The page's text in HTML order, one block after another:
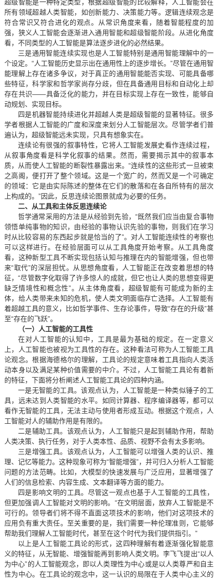
超级智能是一种特定类型，根据超级智能的比较解释，人工智能会在
所有领域超越人类智能，如创新能力、决策能力等。逻辑连续观念是
符合常识又符合进化的观点。从常识角度来看，随着智能程度的加
强，狭义人工智能会逐渐进入通用智能和超级智能阶段。从进化角度
看，不同类型的人工智能是算法逐步进化的必然结果。
三是通用智能连续实现也是人工智能特别是通用智能理解中的一
个设定。“人工智能历史显示出在通用性上的逐步增长。”尽管在通用智
能理解上存在诸多争议，对于真正的通用智能能否实现、可能具备哪
些特征，科学家和哲学家尚存分歧，但在具备通用目标和自动化上却
存在共识——具备泛化的能力，并在目标实现上存在一致性，能够自
动规划、实现目标。
四是机器智能持续进化并超越人类是超级智能的显著特征。很多
学者根据人工智能的广度和深度来划分人工智能层次。尽管学者们普
遍认为，超级智能远未实现，只具有想象实在。
连续论有很强的叙事特性，它将人工智能发展史看作连续过程，
从叙事角度看是科学化叙事的结果。然而，需要揭示其中的叙事本
质，从而使人工智能的断裂性暴露出来。“连续性的这些形式一旦被束
之高阁，便打开了整个领域。这是一个宽广的，然而又是一个可确定
的领域：它是由实际陈述的整体在它们的散落和在各自所特有的层次
上构成的。”因此，反思连续论图景就成为必要的任务。
二、从工具和主体反思连续论
哲学通常采用的方法是从经验到先验，“既然我们应当由复合事物
领悟单纯事物的知识，由经验的事物认识先验的事物，则我们在学习
时从比较容易的东西起步就是恰当的了”。对人工智能连续性的考察也
可以这样进行。在经验层面可以从工具角度开始考察。从工具角度
看，这种新型工具不断实现包括认知与推理在内的智能增强，但也带
来“取代”的深层担忧。从思想角度看，人工智能正在改变着思想的特
征，“尽管数字化取得了许多惊人的成就，但它也让人类的思想变得更
缺乏情境性和概念性”。从主体角度看，超级智能有可能成为新的主
体，给人类带来未知的危机，使人类文明面临存亡选择。人工智能有
着超越工具的意义，比如哲学事件、生存论事件，导致“存在的升级”甚
至“存在的飞跃”。
（一）人工智能的工具性
在对人工智能的认知中，工具是最为基础的规定。在一定意义
上，人工智能也被视为工具性的存在。这种看法可称为人工智能工具
论观念。根据海德格尔的理解，工具论的规定意味着工具指向人类活
动本身以及满足某种价值需要的中介。不过，人工智能工具论有着新
的特征，下面将分析阐述人工智能工具论的四种内涵。
一是无智能的工具。该观点认为，人工智能是一种类似锤子的工
具，远未达到人类智能的水平。如同计算器、程序编译器等，都可以
看作无智能的工具，无法主动与使用者形成互动。根据这个观点，人
工智能对人的辅助作用是有限的。
二是辅助工具。该观点认为，人工智能只是起到辅助作用，帮助
人类决策、执行任务，对于人类本性、品质、视野不会有太多影响。
三是增强工具。该观点认为，人工智能可以增强人类的认识、推
理、记忆等能力。这种现象可称为“智能增强”，并可归入分析人工智能
问题的方法范畴。比如，大模型的快速发展与广泛应用，显著增强了
人们的信息检索、内容生成、文本翻译等方面的能力。
四是影响文明的工具。尽管这一观点也基于人工智能的工具性，
但更加强调人工智能对文明的影响。“在文明层面，放弃人工智能是不
可行的。领导者们将不得不直面这项技术的影响，他们对这项技术的
应用负有重大责任。至关重要的是，我们需要一种伦理准则，它能够
帮助我们理解人工智能时代，甚至在这个时代为我们提供指引。”
以上是人工智能工具论的形式，这四种理解有着逐渐强化智能意
义的特征，从无智能、增强智能再到影响人类文明。李飞飞提出“以人
为中心”的人工智能观念，即以人类理性为中心或是以人类尊严和自主
性为中心。在工具论的观念中，这一认识的局限在于人类中心主义的